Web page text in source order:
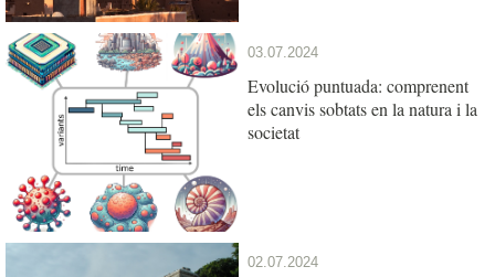
03.07.2024
Evolució puntuada: comprenent
els canvis sobtats en la natura i la
societat
02.07.2024